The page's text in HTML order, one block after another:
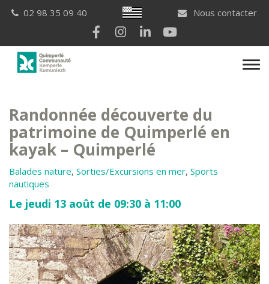
Breton
02 98 35 09 40
Nous contacter
Lien vers le compte Facebook
Lien vers le compte Instagram
Lien vers le compte
Randonnée découverte du
patrimoine de Quimperlé en
kayak – Quimperlé
Balades nature, Sorties/Excursions en mer, Sports
nautiques
Le jeudi 13 août de 09:30 à 11:00